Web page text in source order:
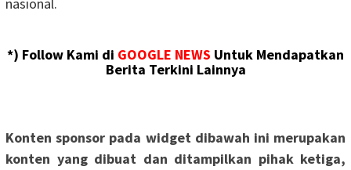
nasional.
*) Follow Kami di GOOGLE NEWS Untuk Mendapatkan
Berita Terkini Lainnya
Konten sponsor pada widget dibawah ini merupakan
konten yang dibuat dan ditampilkan pihak ketiga,